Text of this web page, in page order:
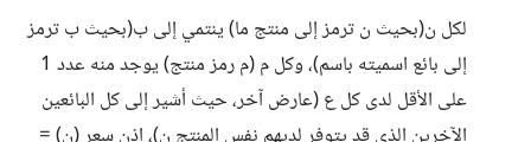
لكل ن(بحيث ن ترمز إلى منتج ما) ينتمي إلى ب(بحيث ب ترمز
إلى بائع اسميته باسم)، وكل م (م رمز منتج) يوجد منه عدد 1
على الأقل لدى كل ع (عارض آخر، حيث أشير إلى كل البائعين